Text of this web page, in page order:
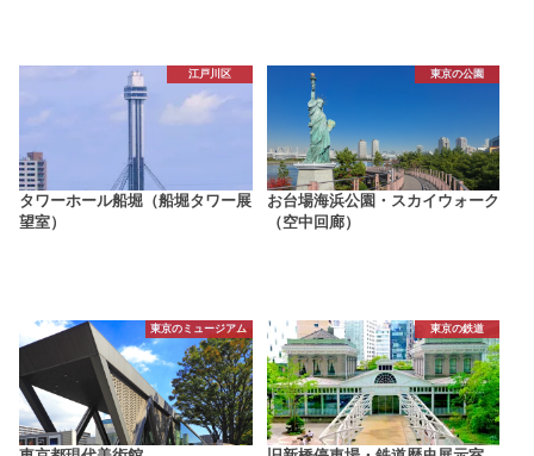
江戸川区
タワーホール船堀（船堀タワー展
望室）
東京の公園
お台場海浜公園・スカイウォーク
（空中回廊）
東京のミュージアム 東京の鉄道